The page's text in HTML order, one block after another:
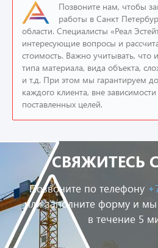
Позвоните нам, чтобы
работы в Санкт
области. Специалисты «Реал
интересующие вопросы и
стоимость. Важно учитывать, что
типа материала, вида объекта,
и т.д. При этом мы гарантируем
каждого клиента, вне
поставленных целей.
СВЯЖИТЕСЬ
Позвоните по телефону
или заполните форму и
в течение 5